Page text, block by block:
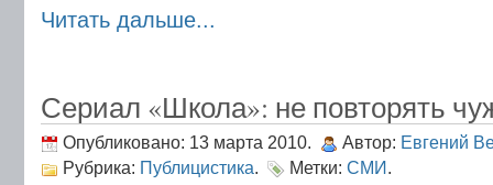
Читать дальше...
Сериал «Школа»: не повторять
Опубликовано: 13 марта 2010. Автор: Евгений
Рубрика: Публицистика. Метки: СМИ.